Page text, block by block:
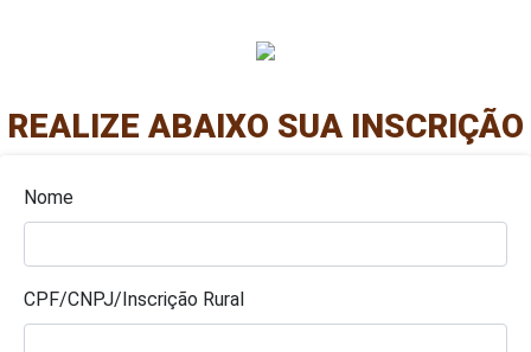
REALIZE ABAIXO SUA INSCRIÇÃO
Nome
CPF/CNPJ/Inscrição Rural